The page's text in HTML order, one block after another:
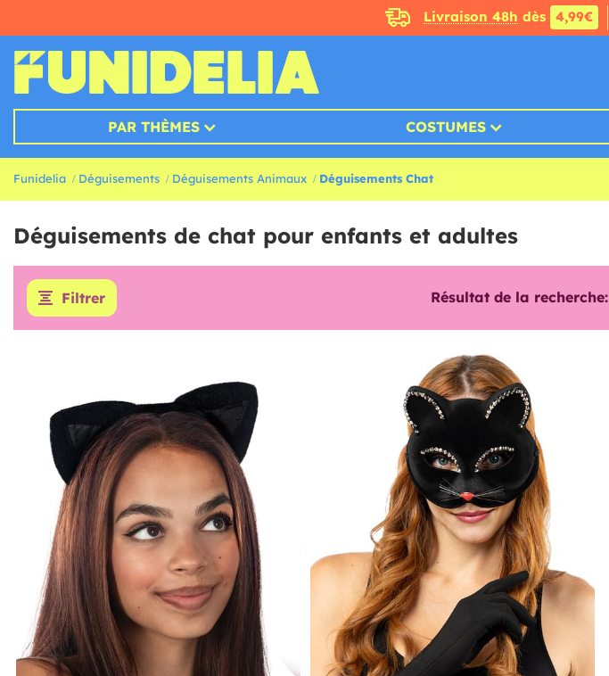
Livraison 48h dès 4,99€
PAR THÈMES COSTUMES
Funidelia Déguisements Déguisements Animaux Déguisements Chat
Déguisements de chat pour enfants et adultes
Filtrer Résultat de la recherche: